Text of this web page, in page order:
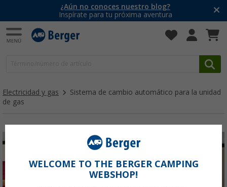
¿Aún no conoces nuestro blog?
Inspírate para tu próxima aventura
Electricidad y gas
Sistema de cambio automático para la unidad
de gas
WELCOME TO THE BERGER CAMPING
WEBSHOP!